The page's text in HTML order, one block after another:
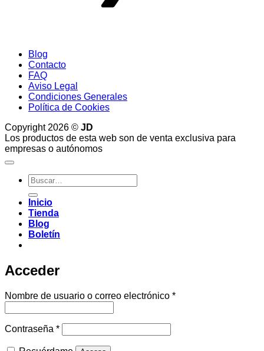
Blog
Contacto
FAQ
Aviso Legal
Condiciones Generales
Política de Cookies
Copyright 2026 © JD
Los productos de esta web son de venta exclusiva para
empresas o autónomos
Buscar
por:
Inicio
Tienda
Blog
Boletín
Acceder
Nombre de usuario o correo electrónico *Obligatorio
Contraseña *Obligatorio